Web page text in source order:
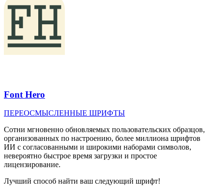
Font Hero
ПЕРЕОСМЫСЛЕННЫЕ ШРИФТЫ
Сотни мгновенно обновляемых пользовательских образцов,
организованных по настроению, более миллиона шрифтов
ИИ с согласованными и широкими наборами символов,
невероятно быстрое время загрузки и простое
лицензирование.
Лучший способ найти ваш следующий шрифт!